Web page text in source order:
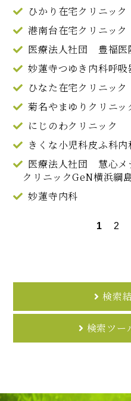
ひかり在宅クリニック
港南台在宅クリニック
医療法人社団 豊福医
妙蓮寺つゆき内科呼吸
ひなた在宅クリニック
菊名やまゆりクリニッ
にじのわクリニック
きくな小児科皮ふ科内
医療法人社団 慧心メ
クリニックGeN横浜綱
妙蓮寺内科
1 2
検索
検索ツー